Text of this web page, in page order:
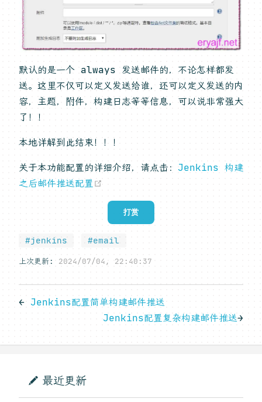
默认的是一个 always 发送邮件的，不论怎样都发
送。这里不仅可以定义发送给谁，还可以定义发送的内
容，主题，附件，构建日志等等信息，可以说非常强大
了！！
本地详解到此结束！！！
关于本功能配置的详细介绍，请点击： Jenkins 构建
之后邮件推送配置
打赏
#jenkins #email
上次更新: 2024/07/04, 22:40:37
← Jenkins配置简单构建邮件推送
Jenkins配置复杂构建邮件推送→
最近更新